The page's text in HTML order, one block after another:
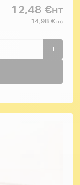
12,48 €HT
14,98 €TTC
+